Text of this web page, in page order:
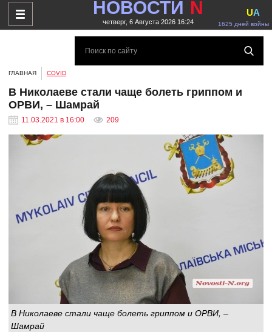
НОВОСТИ N
четверг, 6 Августа 2026 16:24 1625 дней войны
UA
ГЛАВНАЯ COVID
В Николаеве стали чаще болеть гриппом и
ОРВИ, – Шамрай
11.03.2021 в 16:00 209
В Николаеве стали чаще болеть гриппом и ОРВИ, –
Шамрай